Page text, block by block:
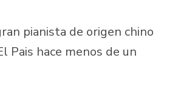
pianista de origen chino
Pais hace menos de un